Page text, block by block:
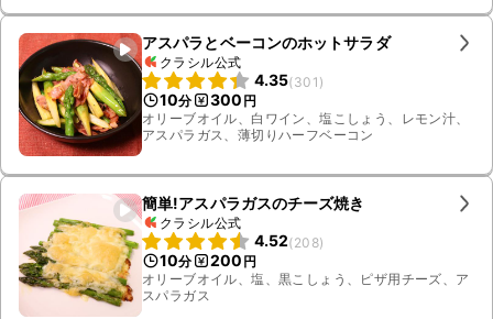
アスパラとベーコンのホットサラダ
クラシル公式
4.35(301 )
10分 300 円
オリーブオイル、白ワイン、塩こしょう、レモン汁、
アスパラガス、薄切りハーフベーコン
簡単!アスパラガスのチーズ焼き
クラシル公式
4.52(208)
10分 200 円
オリーブオイル、塩、黒こしょう、ピザ用チーズ、ア
スパラガス